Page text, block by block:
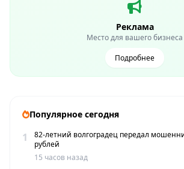
Реклама
Место для вашего бизнеса
Подробнее
Популярное сегодня
1
82-летний волгоградец передал
рублей
15 часов назад